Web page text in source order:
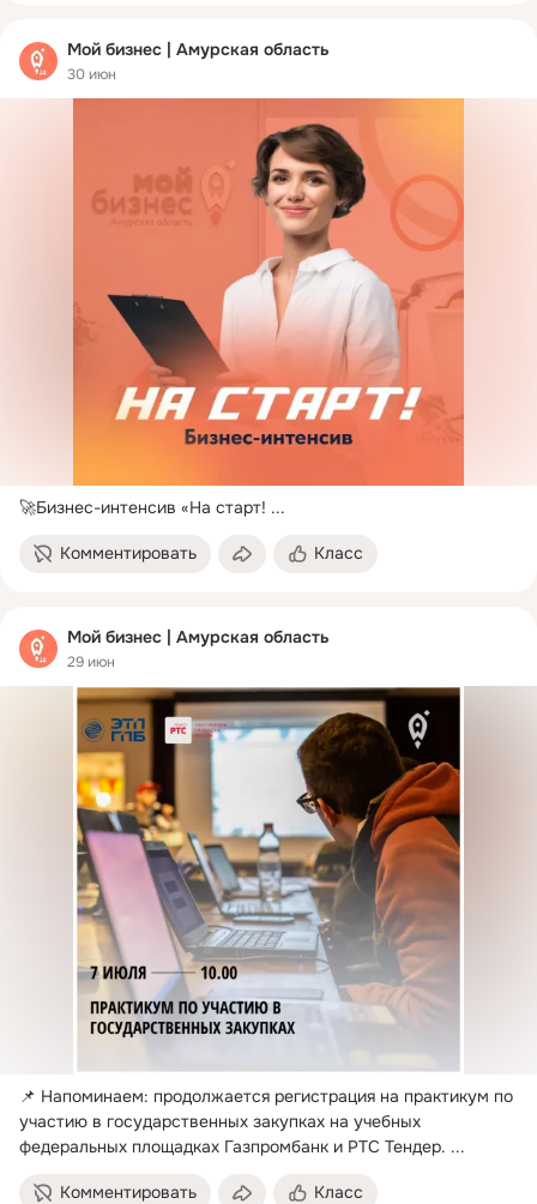
Мой бизнес | Амурская область
30 июн
🚀Бизнес-интенсив «На старт! ...
Комментировать Класс
Мой бизнес | Амурская область
29 июн
📌 Напоминаем: продолжается регистрация на практикум по
участию в государственных закупках на учебных
федеральных площадках Газпромбанк и РТС Тендер. ...
Комментировать Класс